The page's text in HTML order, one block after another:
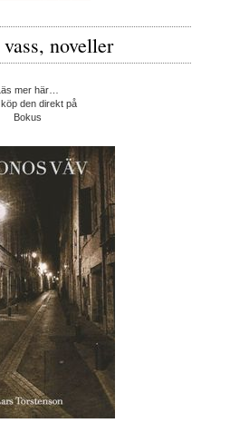
noveller
mer här…
den direkt på
Bokus